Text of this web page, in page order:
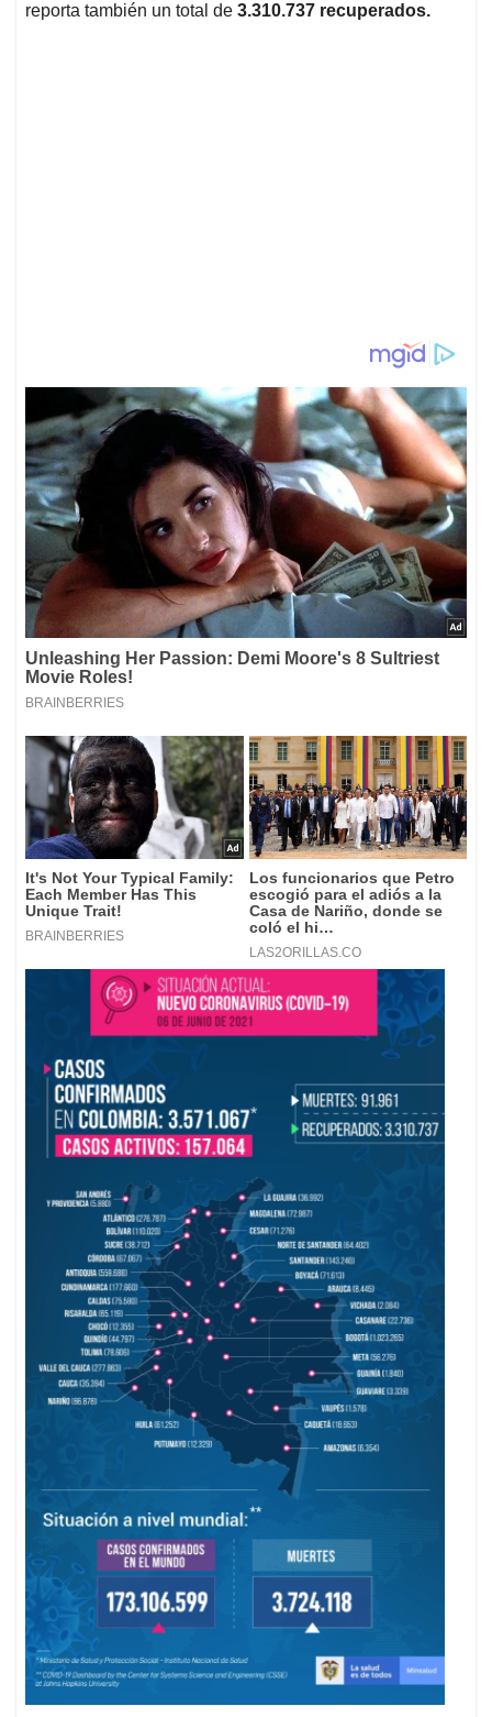
reporta también un total de 3.310.737 recuperados.